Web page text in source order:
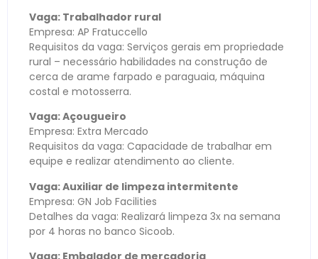
Vaga: Trabalhador rural
Empresa: AP Fratuccello
Requisitos da vaga: Serviços gerais em propriedade
rural – necessário habilidades na construção de
cerca de arame farpado e paraguaia, máquina
costal e motosserra.
Vaga: Açougueiro
Empresa: Extra Mercado
Requisitos da vaga: Capacidade de trabalhar em
equipe e realizar atendimento ao cliente.
Vaga: Auxiliar de limpeza intermitente
Empresa: GN Job Facilities
Detalhes da vaga: Realizará limpeza 3x na semana
por 4 horas no banco Sicoob.